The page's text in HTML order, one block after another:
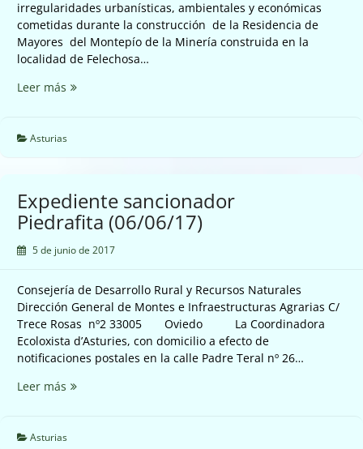
irregularidades urbanísticas, ambientales y económicas
cometidas durante la construcción de la Residencia de
Mayores del Montepío de la Minería construida en la
localidad de Felechosa…
Leer más Trasladamos
nuestras
Residencia
del
en
(05/06/17)
Asturias
Expediente sancionador
Piedrafita (06/06/17)
5 de junio de 2017
Consejería de Desarrollo Rural y Recursos Naturales
Dirección General de Montes e Infraestructuras Agrarias C/
Trece Rosas nº2 33005 Oviedo La Coordinadora
Ecoloxista d’Asturies, con domicilio a efecto de
notificaciones postales en la calle Padre Teral nº 26…
Leer más Expediente
(06/06/17)
Asturias